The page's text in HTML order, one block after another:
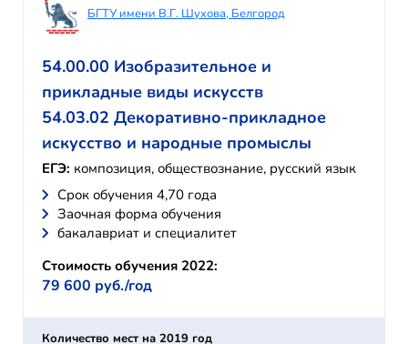
БГТУ имени В.Г. Шухова, Белгород
54.00.00 Изобразительное и
прикладные виды искусств
54.03.02 Декоративно-прикладное
искусство и народные промыслы
ЕГЭ: композиция, обществознание, русский язык
Cрок обучения 4,70 года
Заочная форма обучения
бакалавриат и специалитет
Стоимость обучения 2022:
79 600 руб./год
Количество мест на 2019 год